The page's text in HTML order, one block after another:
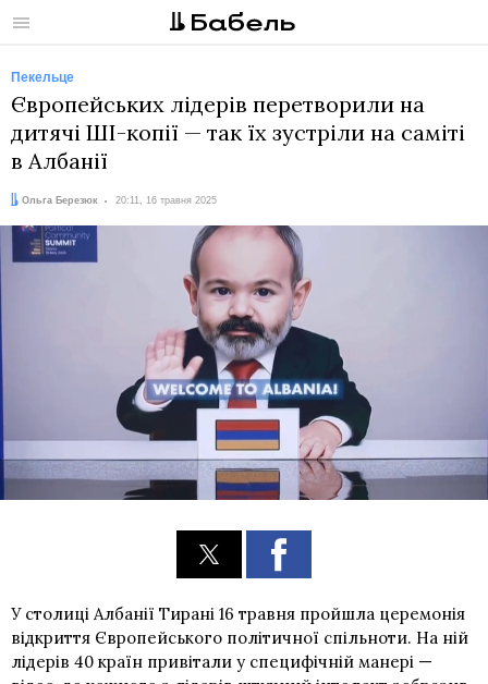
Меню
Пекельце
Європейських лідерів перетворили на
дитячі ШІ-копії — так їх зустріли на саміті
в Албанії
Автор:
Ольга Березюк
Дата: 20:11, 16 травня 2025
У столиці Албанії Тирані 16 травня пройшла церемонія
відкриття Європейського політичної спільноти. На ній
лідерів 40 країн привітали у специфічній манері —